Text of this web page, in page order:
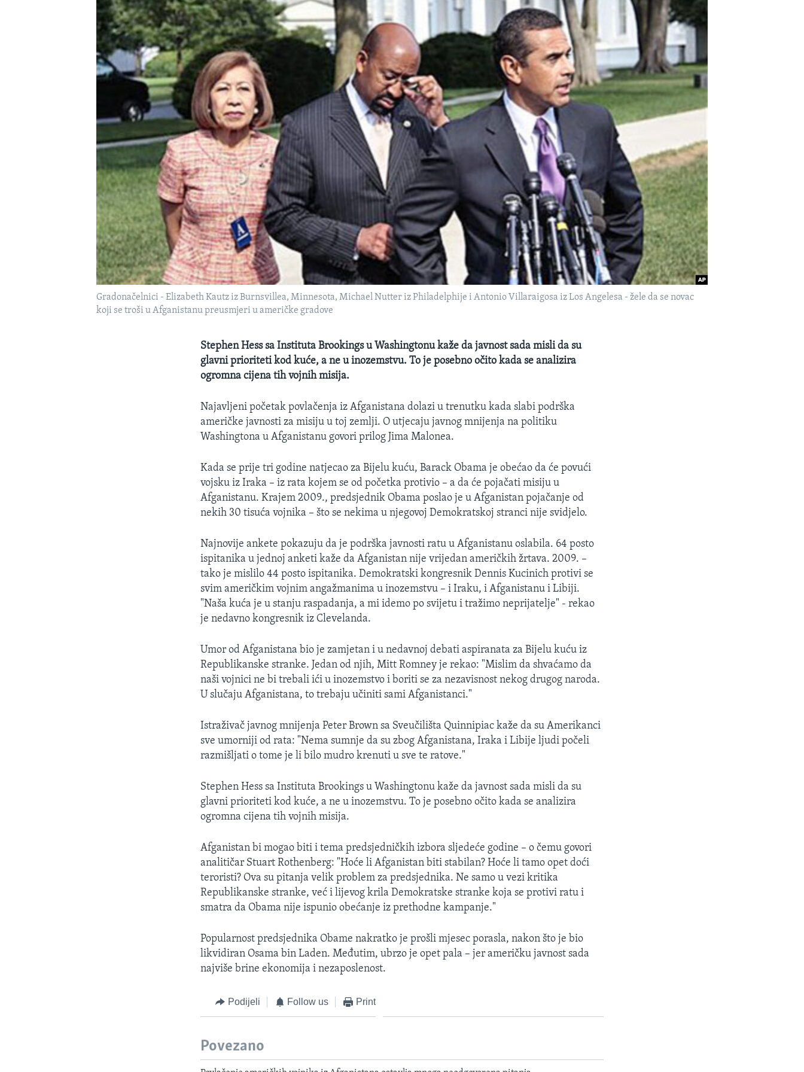
Gradonačelnici - Elizabeth Kautz iz Burnsvillea, Minnesota, Michael Nutter iz Philadelphije i Antonio Villaraigosa iz Los Angelesa - žele da se novac
koji se troši u Afganistanu preusmjeri u američke gradove
Stephen Hess sa Instituta Brookings u Washingtonu kaže da javnost sada misli da su
glavni prioriteti kod kuće, a ne u inozemstvu. To je posebno očito kada se analizira
ogromna cijena tih vojnih misija.
Najavljeni početak povlačenja iz Afganistana dolazi u trenutku kada slabi podrška
američke javnosti za misiju u toj zemlji. O utjecaju javnog mnijenja na politiku
Washingtona u Afganistanu govori prilog Jima Malonea.
Kada se prije tri godine natjecao za Bijelu kuću, Barack Obama je obećao da će povući
vojsku iz Iraka – iz rata kojem se od početka protivio – a da će pojačati misiju u
Afganistanu. Krajem 2009., predsjednik Obama poslao je u Afganistan pojačanje od
nekih 30 tisuća vojnika – što se nekima u njegovoj Demokratskoj stranci nije svidjelo.
Najnovije ankete pokazuju da je podrška javnosti ratu u Afganistanu oslabila. 64 posto
ispitanika u jednoj anketi kaže da Afganistan nije vrijedan američkih žrtava. 2009. –
tako je mislilo 44 posto ispitanika. Demokratski kongresnik Dennis Kucinich protivi se
svim američkim vojnim angažmanima u inozemstvu – i Iraku, i Afganistanu i Libiji.
"Naša kuća je u stanju raspadanja, a mi idemo po svijetu i tražimo neprijatelje" - rekao
je nedavno kongresnik iz Clevelanda.
Umor od Afganistana bio je zamjetan i u nedavnoj debati aspiranata za Bijelu kuću iz
Republikanske stranke. Jedan od njih, Mitt Romney je rekao: "Mislim da shvaćamo da
naši vojnici ne bi trebali ići u inozemstvo i boriti se za nezavisnost nekog drugog naroda.
U slučaju Afganistana, to trebaju učiniti sami Afganistanci."
Istraživač javnog mnijenja Peter Brown sa Sveučilišta Quinnipiac kaže da su Amerikanci
sve umorniji od rata: "Nema sumnje da su zbog Afganistana, Iraka i Libije ljudi počeli
razmišljati o tome je li bilo mudro krenuti u sve te ratove."
Stephen Hess sa Instituta Brookings u Washingtonu kaže da javnost sada misli da su
glavni prioriteti kod kuće, a ne u inozemstvu. To je posebno očito kada se analizira
ogromna cijena tih vojnih misija.
Afganistan bi mogao biti i tema predsjedničkih izbora sljedeće godine – o čemu govori
analitičar Stuart Rothenberg: "Hoće li Afganistan biti stabilan? Hoće li tamo opet doći
teroristi? Ova su pitanja velik problem za predsjednika. Ne samo u vezi kritika
Republikanske stranke, već i lijevog krila Demokratske stranke koja se protivi ratu i
smatra da Obama nije ispunio obećanje iz prethodne kampanje."
Popularnost predsjednika Obame nakratko je prošli mjesec porasla, nakon što je bio
likvidiran Osama bin Laden. Međutim, ubrzo je opet pala – jer američku javnost sada
najviše brine ekonomija i nezaposlenost.
Podijeli Follow us Print
Povezano